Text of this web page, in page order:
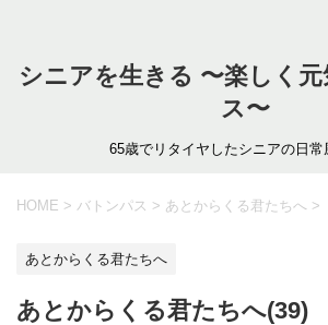
シニアを生きる 〜楽しく
ス〜
65歳でリタイヤしたシニアの日常
HOME > バトンパス > あとからくる君たちへ >
あとからくる君たちへ
あとからくる君たちへ(39)